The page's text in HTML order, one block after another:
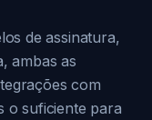
de assinatura,
ambas as
com
o suficiente para